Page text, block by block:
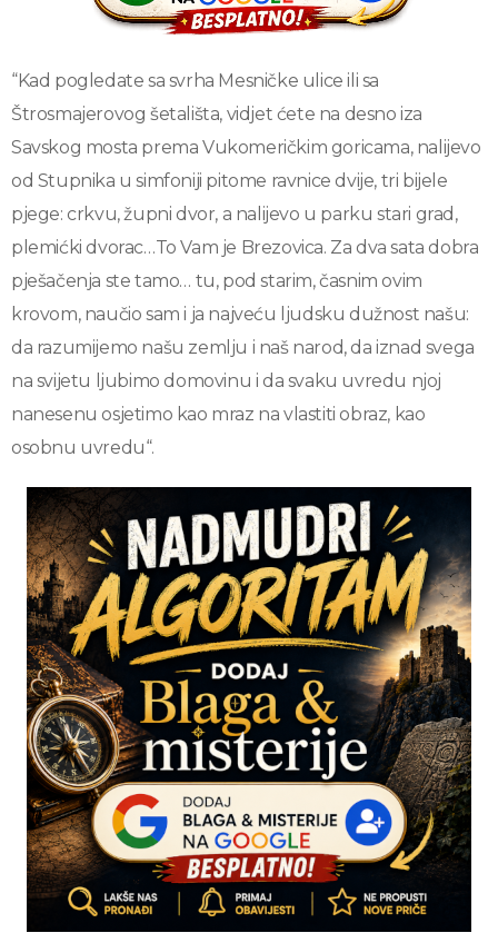
“Kad pogledate sa svrha Mesničke ulice ili sa
Štrosmajerovog šetališta, vidjet ćete na desno iza
Savskog mosta prema Vukomeričkim goricama, nalijevo
od Stupnika u simfoniji pitome ravnice dvije, tri bijele
pjege: crkvu, župni dvor, a nalijevo u parku stari grad,
plemićki dvorac…To Vam je Brezovica. Za dva sata dobra
pješačenja ste tamo… tu, pod starim, časnim ovim
krovom, naučio sam i ja najveću ljudsku dužnost našu:
da razumijemo našu zemlju i naš narod, da iznad svega
na svijetu ljubimo domovinu i da svaku uvredu njoj
nanesenu osjetimo kao mraz na vlastiti obraz, kao
osobnu uvredu“.